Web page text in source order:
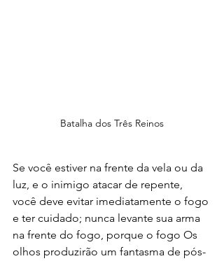
Batalha dos Três Reinos
Se você estiver na frente da vela ou da
luz, e o inimigo atacar de repente,
você deve evitar imediatamente o fogo
e ter cuidado; nunca levante sua arma
na frente do fogo, porque o fogo Os
olhos produzirão um fantasma de pós-